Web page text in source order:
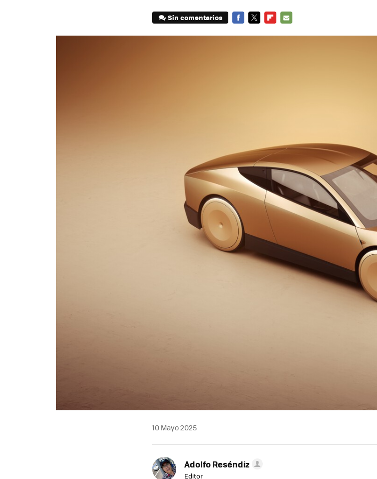
Sin comentarios
10 Mayo 2025
Adolfo Reséndiz
Editor